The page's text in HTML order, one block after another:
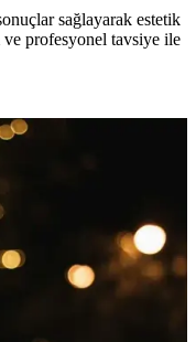
sağlayarak estetik
profesyonel tavsiye ile